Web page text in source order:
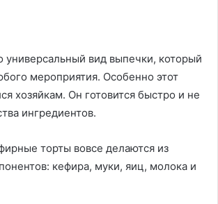
универсальный вид выпечки, который
мероприятия. Особенно этот
хозяйкам. Он готовится быстро и не
ингредиентов.
торты вовсе делаются из
кефира, муки, яиц, молока и